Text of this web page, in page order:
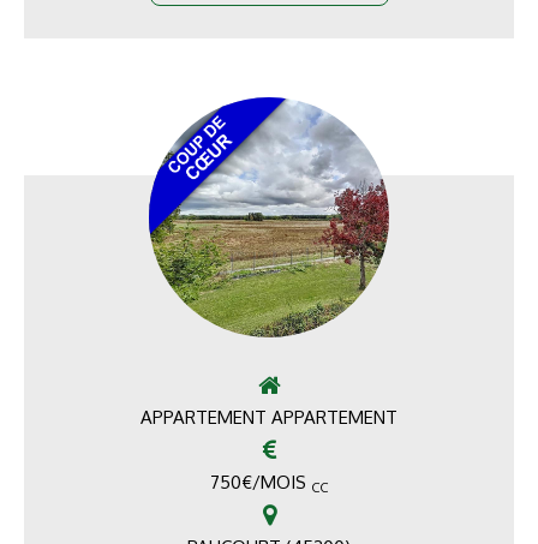
APPARTEMENT APPARTEMENT
750€/MOIS CC